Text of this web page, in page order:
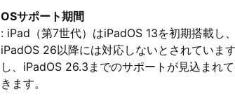
OSサポート期間
: iPad（第7世代）はiPadOS 13を初期搭載し
iPadOS 26以降には対応しないとされていま
し、iPadOS 26.3までのサポートが見込まれ
きます。